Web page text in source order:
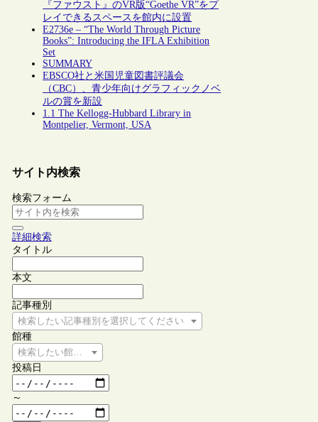
『ファウスト』のVR版“Goethe VR”をプ
レイできるスペースを館内に設置
E2736e – “The World Through Picture
Books”: Introducing the IFLA Exhibition
Set
SUMMARY
EBSCO社と米国児童図書評議会
（CBC）、青少年向けグラフィックノベ
ルの賞を新設
1.1 The Kellogg-Hubbard Library in
Montpelier, Vermont, USA
サイト内検索
検索フォーム
詳細検索
タイトル
本文
記事種別
検索したい記事種別を選択してください
館種
検索したい館種を選択してください
投稿日
～